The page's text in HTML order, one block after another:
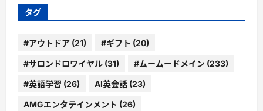
ー
タグ
#アウトドア (21) #ギフト (20)
#サロンドロワイヤル (31) #ムームードメイン (233)
#英語学習 (26) AI英会話 (23)
AMGエンタテインメント (26)